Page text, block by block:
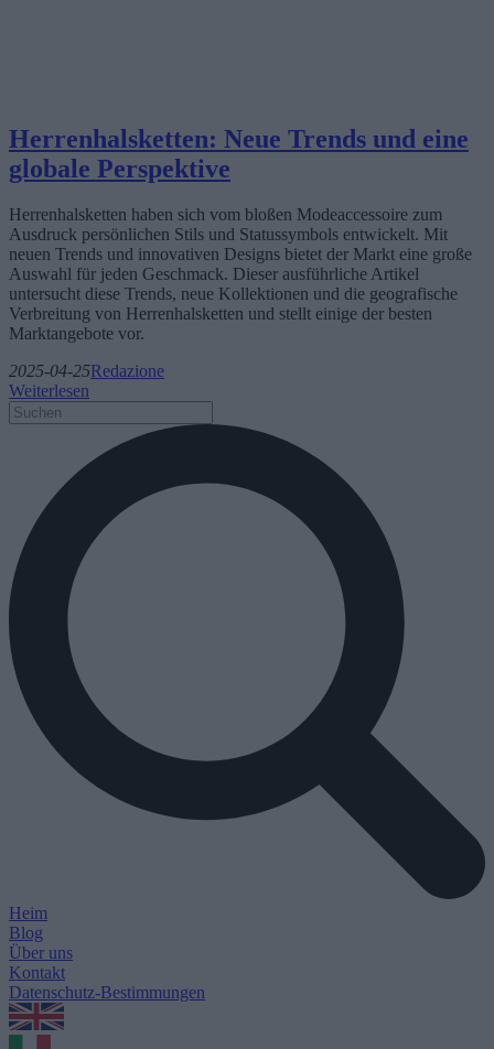
Herrenhalsketten: Neue Trends und eine
globale Perspektive
Herrenhalsketten haben sich vom bloßen Modeaccessoire zum
Ausdruck persönlichen Stils und Statussymbols entwickelt. Mit
neuen Trends und innovativen Designs bietet der Markt eine große
Auswahl für jeden Geschmack. Dieser ausführliche Artikel
untersucht diese Trends, neue Kollektionen und die geografische
Verbreitung von Herrenhalsketten und stellt einige der besten
Marktangebote vor.
2025-04-25Redazione
Weiterlesen
Heim
Blog
Über uns
Kontakt
Datenschutz-Bestimmungen